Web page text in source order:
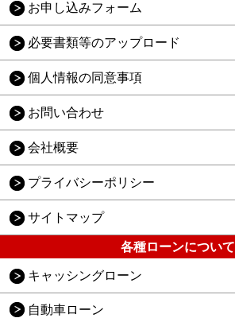
お申し込みフォーム
必要書類等のアップロード
個人情報の同意事項
お問い合わせ
会社概要
プライバシーポリシー
サイトマップ
各種ローンについて
キャッシングローン
自動車ローン